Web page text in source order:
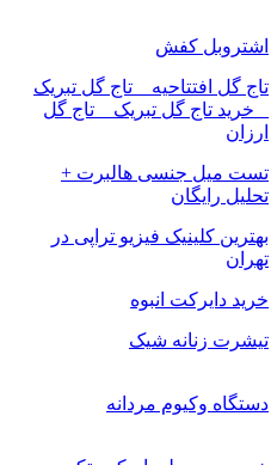
اشتروبل کفش
تاج گل افتتاحیه _ تاج گل تبریک
_ خرید تاج گل تبریک _ تاج گل
ارزان
تست میل جنسی هالبرت +
تحلیل رایگان
بهترین کلینیک فیزیو تراپی در
تهران
خرید دایرکت انبوه
تیشرت زنانه شیک
دستگاه وکیوم مردانه